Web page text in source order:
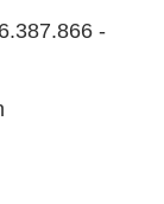
-